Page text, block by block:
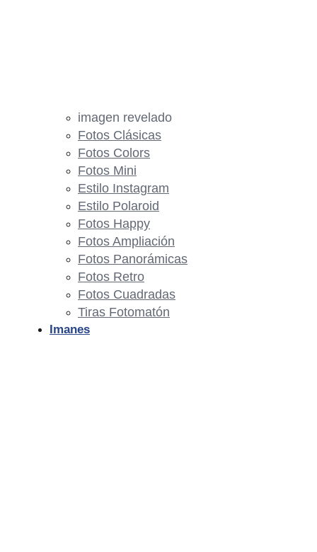
imagen revelado
Fotos Clásicas
Fotos Colors
Fotos Mini
Estilo Instagram
Estilo Polaroid
Fotos Happy
Fotos Ampliación
Fotos Panorámicas
Fotos Retro
Fotos Cuadradas
Tiras Fotomatón
Imanes